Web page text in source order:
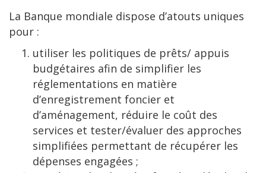
La Banque mondiale dispose d’atouts uniques
pour :
utiliser les politiques de prêts/ appuis
budgétaires afin de simplifier les
réglementations en matière
d’enregistrement foncier et
d’aménagement, réduire le coût des
services et tester/évaluer des approches
simplifiées permettant de récupérer les
dépenses engagées ;